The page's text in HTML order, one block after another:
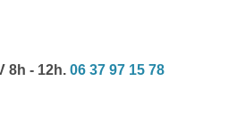
8h - 12h. 06 37 97 15 78